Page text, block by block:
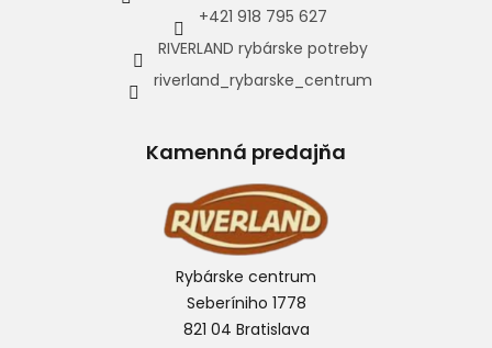
+421 918 795 627
RIVERLAND rybárske potreby
riverland_rybarske_centrum
Kamenná predajňa
Rybárske centrum
Seberíniho 1778
821 04 Bratislava